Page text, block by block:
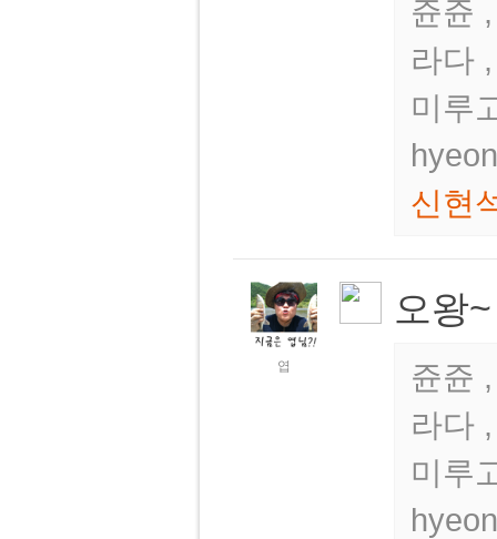
쥰쥰
라다
미루
신현
엽
오왕
쥰쥰
라다
미루